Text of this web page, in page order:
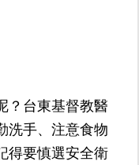
？台東基督教醫
洗手、注意食物
得要慎選安全衛